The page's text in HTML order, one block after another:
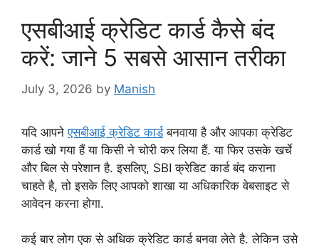
एसबीआई क्रेडिट कार्ड कैसे बंद
करें: जाने 5 सबसे आसान तरीका
July 3, 2026 by Manish
यदि आपनेएसबीआई क्रेडिट कार्डबनवाया है और आपका क्रेडिट
कार्ड खो गया हैं या किसी ने चोरी कर लिया हैं. या फिर उसके खर्चे
और बिल से परेशान है. इसलिए, SBI क्रेडिट कार्ड बंद कराना
चाहते है, तो इसके लिए आपको शाखा या अधिकारिक वेबसाइट से
आवेदन करना होगा.
कई बार लोग एक से अधिक क्रेडिट कार्ड बनवा लेते है. लेकिन उसे